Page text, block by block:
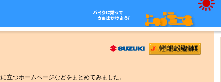
立つホームページなどをまとめてみました。